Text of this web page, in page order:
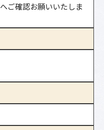
ご確認お願いいたしま